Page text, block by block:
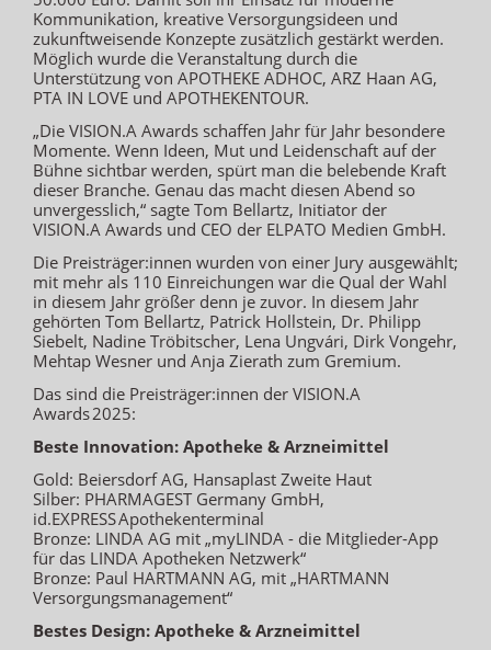
Kommunikation, kreative Versorgungsideen und
zukunftweisende Konzepte zusätzlich gestärkt werden.
Möglich wurde die Veranstaltung durch die
Unterstützung von APOTHEKE ADHOC, ARZ Haan AG,
PTA IN LOVE und APOTHEKENTOUR.
„Die VISION.A Awards schaffen Jahr für Jahr besondere
Momente. Wenn Ideen, Mut und Leidenschaft auf der
Bühne sichtbar werden, spürt man die belebende Kraft
dieser Branche. Genau das macht diesen Abend so
unvergesslich,“ sagte Tom Bellartz, Initiator der
VISION.A Awards und CEO der ELPATO Medien GmbH.
Die Preisträger:innen wurden von einer Jury ausgewählt;
mit mehr als 110 Einreichungen war die Qual der Wahl
in diesem Jahr größer denn je zuvor. In diesem Jahr
gehörten Tom Bellartz, Patrick Hollstein, Dr. Philipp
Siebelt, Nadine Tröbitscher, Lena Ungvári, Dirk Vongehr,
Mehtap Wesner und Anja Zierath zum Gremium.
Das sind die Preisträger:innen der VISION.A
Awards 2025:
Beste Innovation: Apotheke & Arzneimittel
Gold: Beiersdorf AG, Hansaplast Zweite Haut
Silber: PHARMAGEST Germany GmbH,
id.EXPRESS Apothekenterminal
Bronze: LINDA AG mit „myLINDA - die Mitglieder-App
für das LINDA Apotheken Netzwerk“
Bronze: Paul HARTMANN AG, mit „HARTMANN
Versorgungsmanagement“
Bestes Design: Apotheke & Arzneimittel